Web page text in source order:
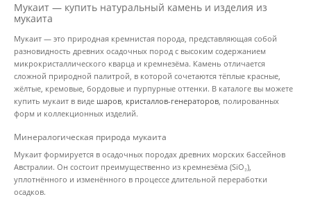
Мукаит — купить натуральный камень и изделия из
мукаита
Мукаит — это природная кремнистая порода, представляющая собой
разновидность древних осадочных пород с высоким содержанием
микрокристаллического кварца и кремнезёма. Камень отличается
сложной природной палитрой, в которой сочетаются тёплые красные,
жёлтые, кремовые, бордовые и пурпурные оттенки. В каталоге вы можете
купить мукаит в виде шаров, кристаллов-генераторов, полированных
форм и коллекционных изделий.
Минералогическая природа мукаита
Мукаит формируется в осадочных породах древних морских бассейнов
Австралии. Он состоит преимущественно из кремнезёма (SiO₂),
уплотнённого и изменённого в процессе длительной переработки
осадков.